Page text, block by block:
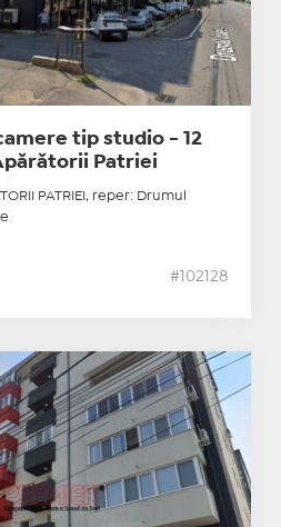
tip studio - 12
Patriei
PATRIEI, reper: Drumul
#102128